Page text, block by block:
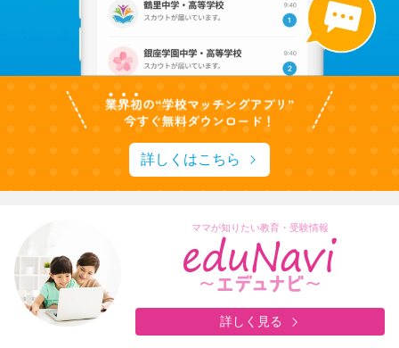
詳しくはこちら
ママが知りたい教育・受験情報
詳しく見る